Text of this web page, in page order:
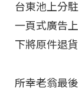
台東池上分
一頁式廣告
下將原件退貨
所幸老翁最